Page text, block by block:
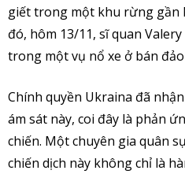
giết trong một khu rừng gần
đó, hôm 13/11, sĩ quan
trong một vụ nổ xe ở bán đảo
Chính quyền Ukraina đã
ám sát này, coi đây là phản
chiến. Một chuyên gia quân
chiến dịch này không chỉ là